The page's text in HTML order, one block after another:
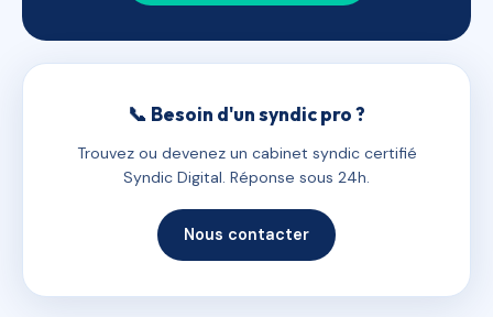
📞 Besoin d'un syndic pro ?
Trouvez ou devenez un cabinet syndic certifié
Syndic Digital. Réponse sous 24h.
Nous contacter